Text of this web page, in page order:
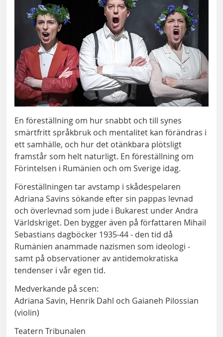
En föreställning om hur snabbt och till synes
smärtfritt språkbruk och mentalitet kan förändras i
ett samhälle, och hur det otänkbara plötsligt
framstår som helt naturligt. En föreställning om
Förintelsen i Rumänien och om Sverige idag.
Föreställningen tar avstamp i skådespelaren
Adriana Savins sökande efter sin pappas levnad
och överlevnad som jude i Bukarest under Andra
Världskriget. Den bygger även på författaren Mihail
Sebastians dagböcker 1935-44 - den tid då
Rumänien anammade nazismen som ideologi -
samt på observationer av antidemokratiska
tendenser i vår egen tid.
Medverkande på scen:
Adriana Savin, Henrik Dahl och Gaianeh Pilossian
(violin)
Teatern Tribunalen